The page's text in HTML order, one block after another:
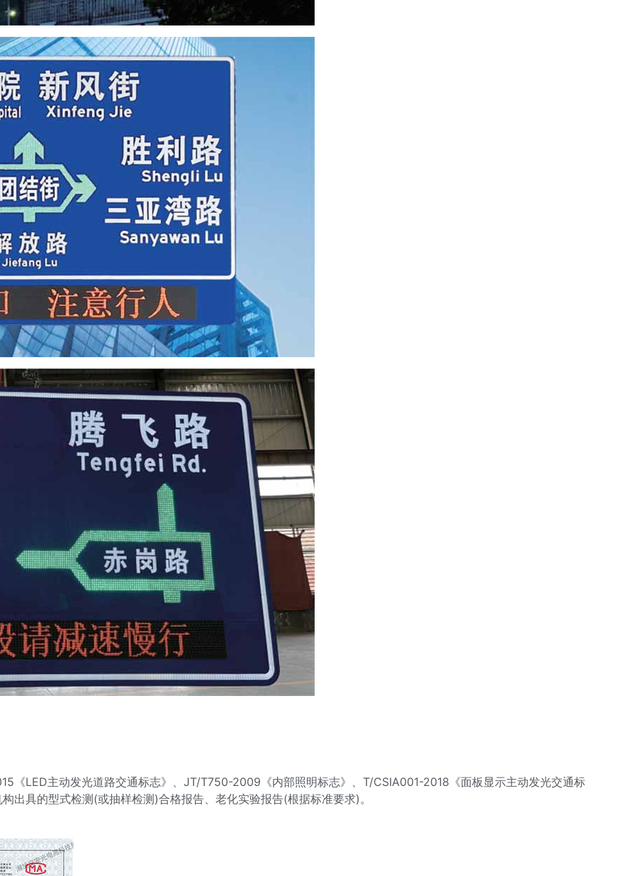
《LED主动发光道路交通标志》、JT/T750-2009《内部照明标志》、T/CSIA001-2018《面板显示主动发光交通标
出具的型式检测(或抽样检测)合格报告、老化实验报告(根据标准要求)。